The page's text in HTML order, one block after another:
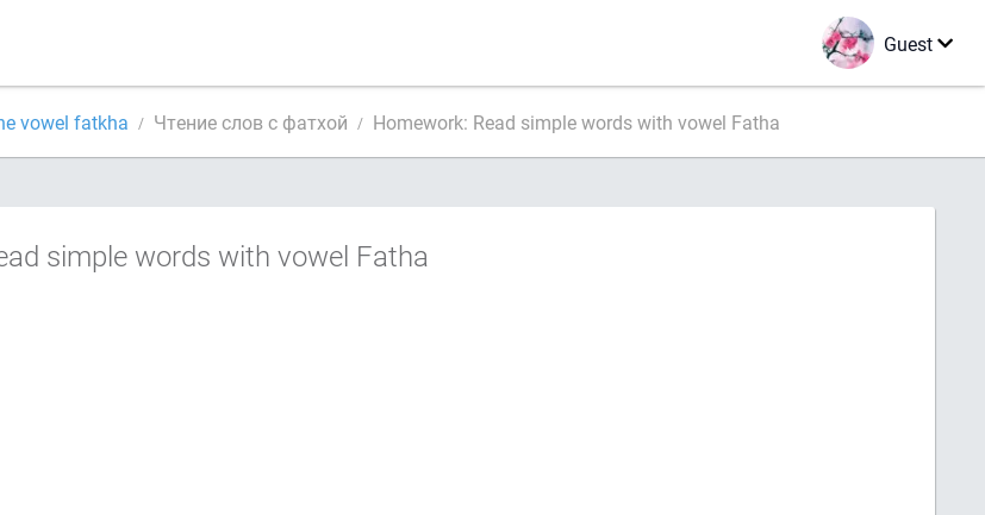
Guest
vowel fatkha Чтение слов с фатхой Homework: Read simple words with vowel Fatha
simple words with vowel Fatha